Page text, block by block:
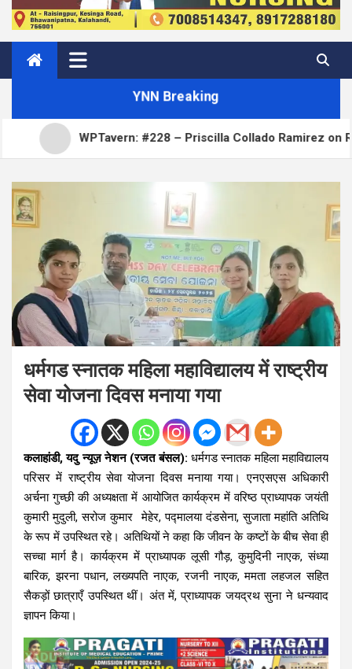
YNN Breaking
WPTavern: #228 – Priscilla Collado Ramirez on Reducing
धर्मगड स्नातक महिला महाविद्यालय में राष्ट्रीय
सेवा योजना दिवस मनाया गया
कलाहांडी, यदु न्यूज़ नेशन (रजत बंसल): धर्मगड स्नातक महिला महाविद्यालय
परिसर में राष्ट्रीय सेवा योजना दिवस मनाया गया। एनएसएस अधिकारी
अर्चना गुच्छी की अध्यक्षता में आयोजित कार्यक्रम में वरिष्ठ प्राध्यापक जयंती
कुमारी मुदुली, सरोज कुमार मेहेर, पद्मालया दंडसेना, सुजाता महांति अतिथि
के रूप में उपस्थित रहे। अतिथियों ने कहा कि जीवन के कष्टों के बीच सेवा ही
सच्चा मार्ग है। कार्यक्रम में प्राध्यापक लूसी गौड़, कुमुदिनी नाएक, संध्या
बारिक, झरना पधान, लख्यपति नाएक, रजनी नाएक, ममता लहजल सहित
सैकड़ों छात्राएँ उपस्थित थीं। अंत में, प्राध्यापक जयद्रथ सुना ने धन्यवाद
ज्ञापन किया।